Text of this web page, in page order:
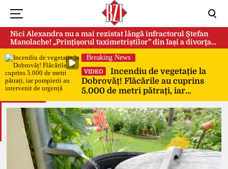
Nici Alexandra nu a mai rezistat lângă infractorul Ștefan
Manolache! „Prințișorul taximetriștilor” din Iași a divorţat
după doi ani de căsnicie
Breaking News
VIDEO
Incendiu de vegetație la
Dobrovăț! Flăcările au cuprins
5.000 de metri pătrați, iar
pompierii au intervenit de urgență